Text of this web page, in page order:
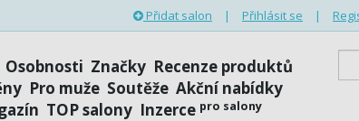
Přidat salon | Přihlásit se |
Osobnosti Značky Recenze produktů
Pro muže Soutěže Akční nabídky
TOP salony Inzerce pro salony